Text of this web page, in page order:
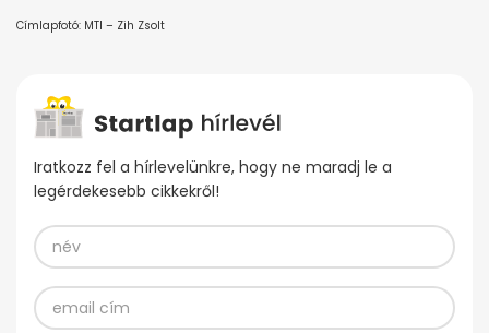
Címlapfotó: MTI – Zih Zsolt
Iratkozz fel a hírlevelünkre, hogy ne maradj le a
legérdekesebb cikkekről!